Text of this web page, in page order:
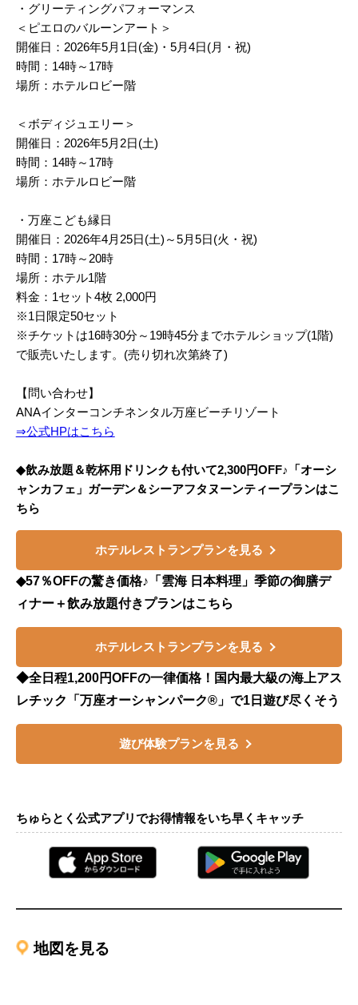
・グリーティングパフォーマンス
＜ピエロのバルーンアート＞
開催日：2026年5月1日(金)・5月4日(月・祝)
時間：14時～17時
場所：ホテルロビー階
＜ボディジュエリー＞
開催日：2026年5月2日(土)
時間：14時～17時
場所：ホテルロビー階
・万座こども縁日
開催日：2026年4月25日(土)～5月5日(火・祝)
時間：17時～20時
場所：ホテル1階
料金：1セット4枚 2,000円
※1日限定50セット
※チケットは16時30分～19時45分までホテルショップ(1階)
で販売いたします。(売り切れ次第終了)
【問い合わせ】
ANAインターコンチネンタル万座ビーチリゾート
⇒公式HPはこちら
◆飲み放題＆乾杯用ドリンクも付いて2,300円OFF♪「オーシ
ャンカフェ」ガーデン＆シーアフタヌーンティープランはこ
ちら
ホテルレストランプランを見る
◆57％OFFの驚き価格♪「雲海 日本料理」季節の御膳デ
ィナー＋飲み放題付きプランはこちら
ホテルレストランプランを見る
◆全日程1,200円OFFの一律価格！国内最大級の海上アス
レチック「万座オーシャンパーク®」で1日遊び尽くそう
遊び体験プランを見る
ちゅらとく公式アプリでお得情報をいち早くキャッチ
地図を見る